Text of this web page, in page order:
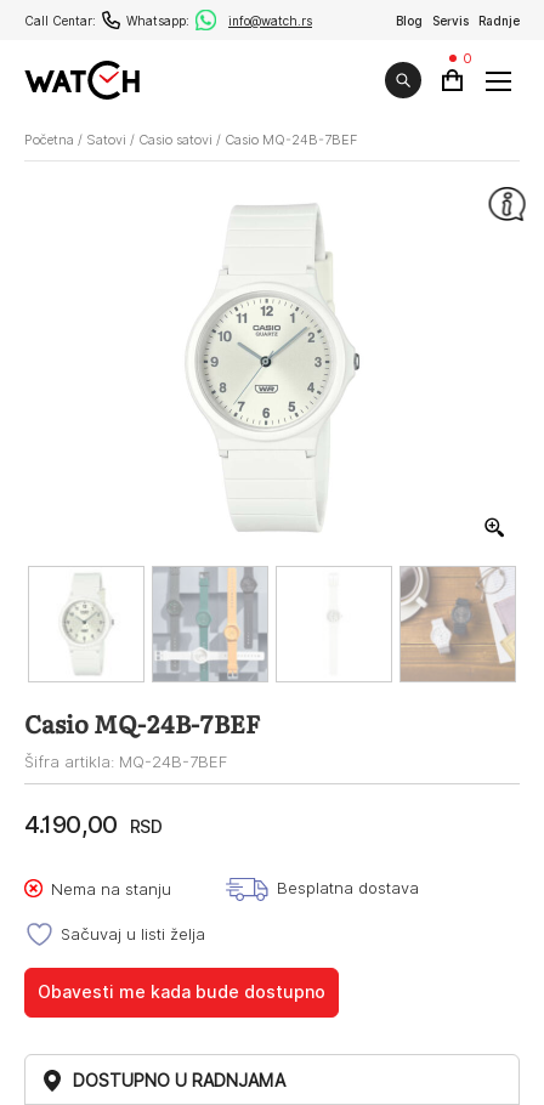
Call Centar: Whatsapp: info@watch.rs Blog Servis Radnje
0
Početna / Satovi / Casio satovi / Casio MQ-24B-7BEF
Casio MQ-24B-7BEF
Šifra artikla: MQ-24B-7BEF
4.190,00 RSD
Nema na stanju Besplatna dostava
Sačuvaj u listi želja
Obavesti me kada bude dostupno
DOSTUPNO U RADNJAMA